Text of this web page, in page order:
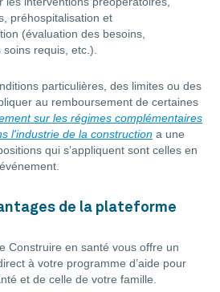
préhospitalisation et
(évaluation des besoins,
requis, etc.).
particulières, des limites ou des
au remboursement de certaines
sur les régimes complémentaires
l'industrie de la construction a une
qui s’appliquent sont celles en
de la plateforme
Construire en santé vous offre un
à votre programme d’aide pour
et de celle de votre famille.